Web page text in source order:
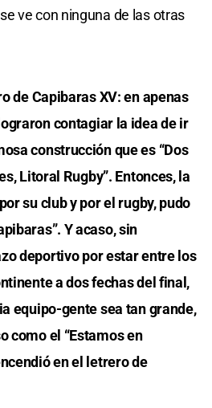
ve con ninguna de las otras
de Capibaras XV: en apenas
contagiar la idea de ir
construcción que es “Dos
Litoral Rugby”. Entonces, la
su club y por el rugby, pudo
Y acaso, sin
deportivo por estar entre los
a dos fechas del final,
equipo-gente sea tan grande,
como el “Estamos en
en el letrero de